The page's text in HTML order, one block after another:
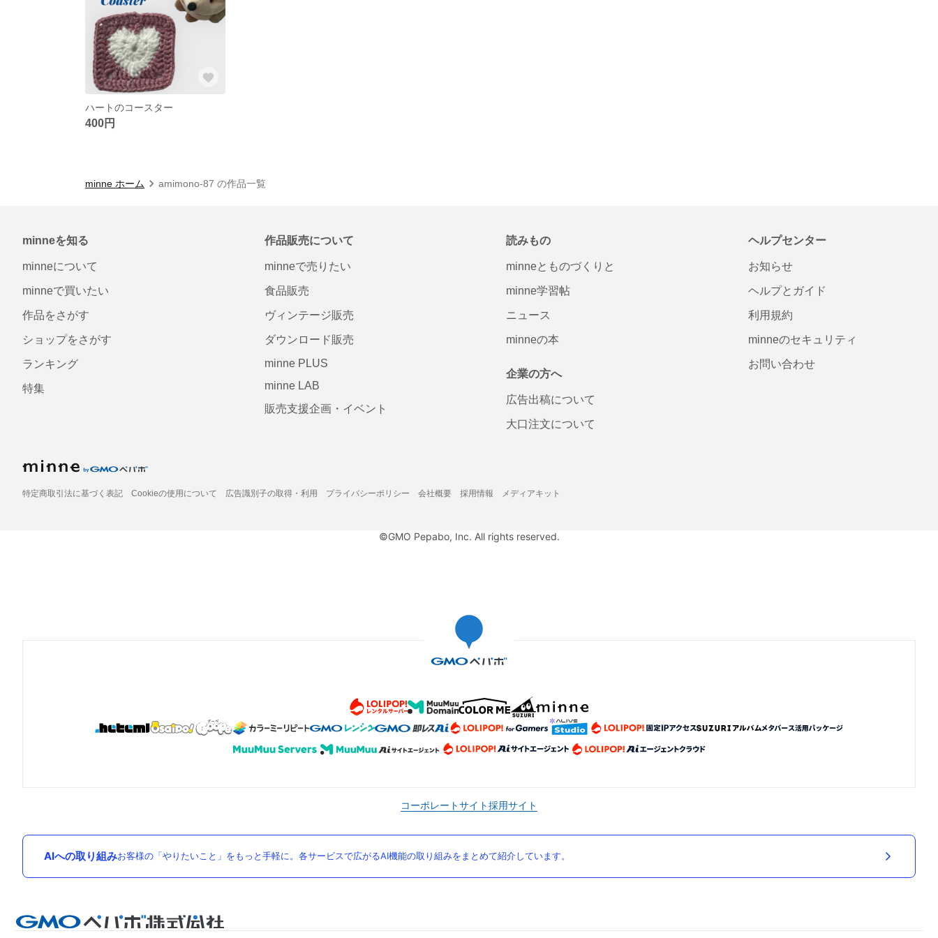
ハートのコースター
400円
minne ホーム amimono-87 の作品一覧
minneを知る
minneについて
minneで買いたい
作品をさがす
ショップをさがす
ランキング
特集
作品販売について
minneで売りたい
食品販売
ヴィンテージ販売
ダウンロード販売
minne PLUS
minne LAB
販売支援企画・イベント
読みもの
minneとものづくりと
minne学習帖
ニュース
minneの本
企業の方へ
広告出稿について
大口注文について
ヘルプセンター
お知らせ
ヘルプとガイド
利用規約
minneのセキュリティ
お問い合わせ
特定商取引法に基づく表記 Cookieの使用について 広告識別子の取得・利用 プライバシーポリシー 会社概要 採用情報 メディアキット
©GMO Pepabo, Inc. All rights reserved.
コーポレートサイト採用サイト
AIへの取り組みお客様の「やりたいこと」をもっと手軽に。各サービスで広がるAI機能の取り組みをまとめて紹介しています。